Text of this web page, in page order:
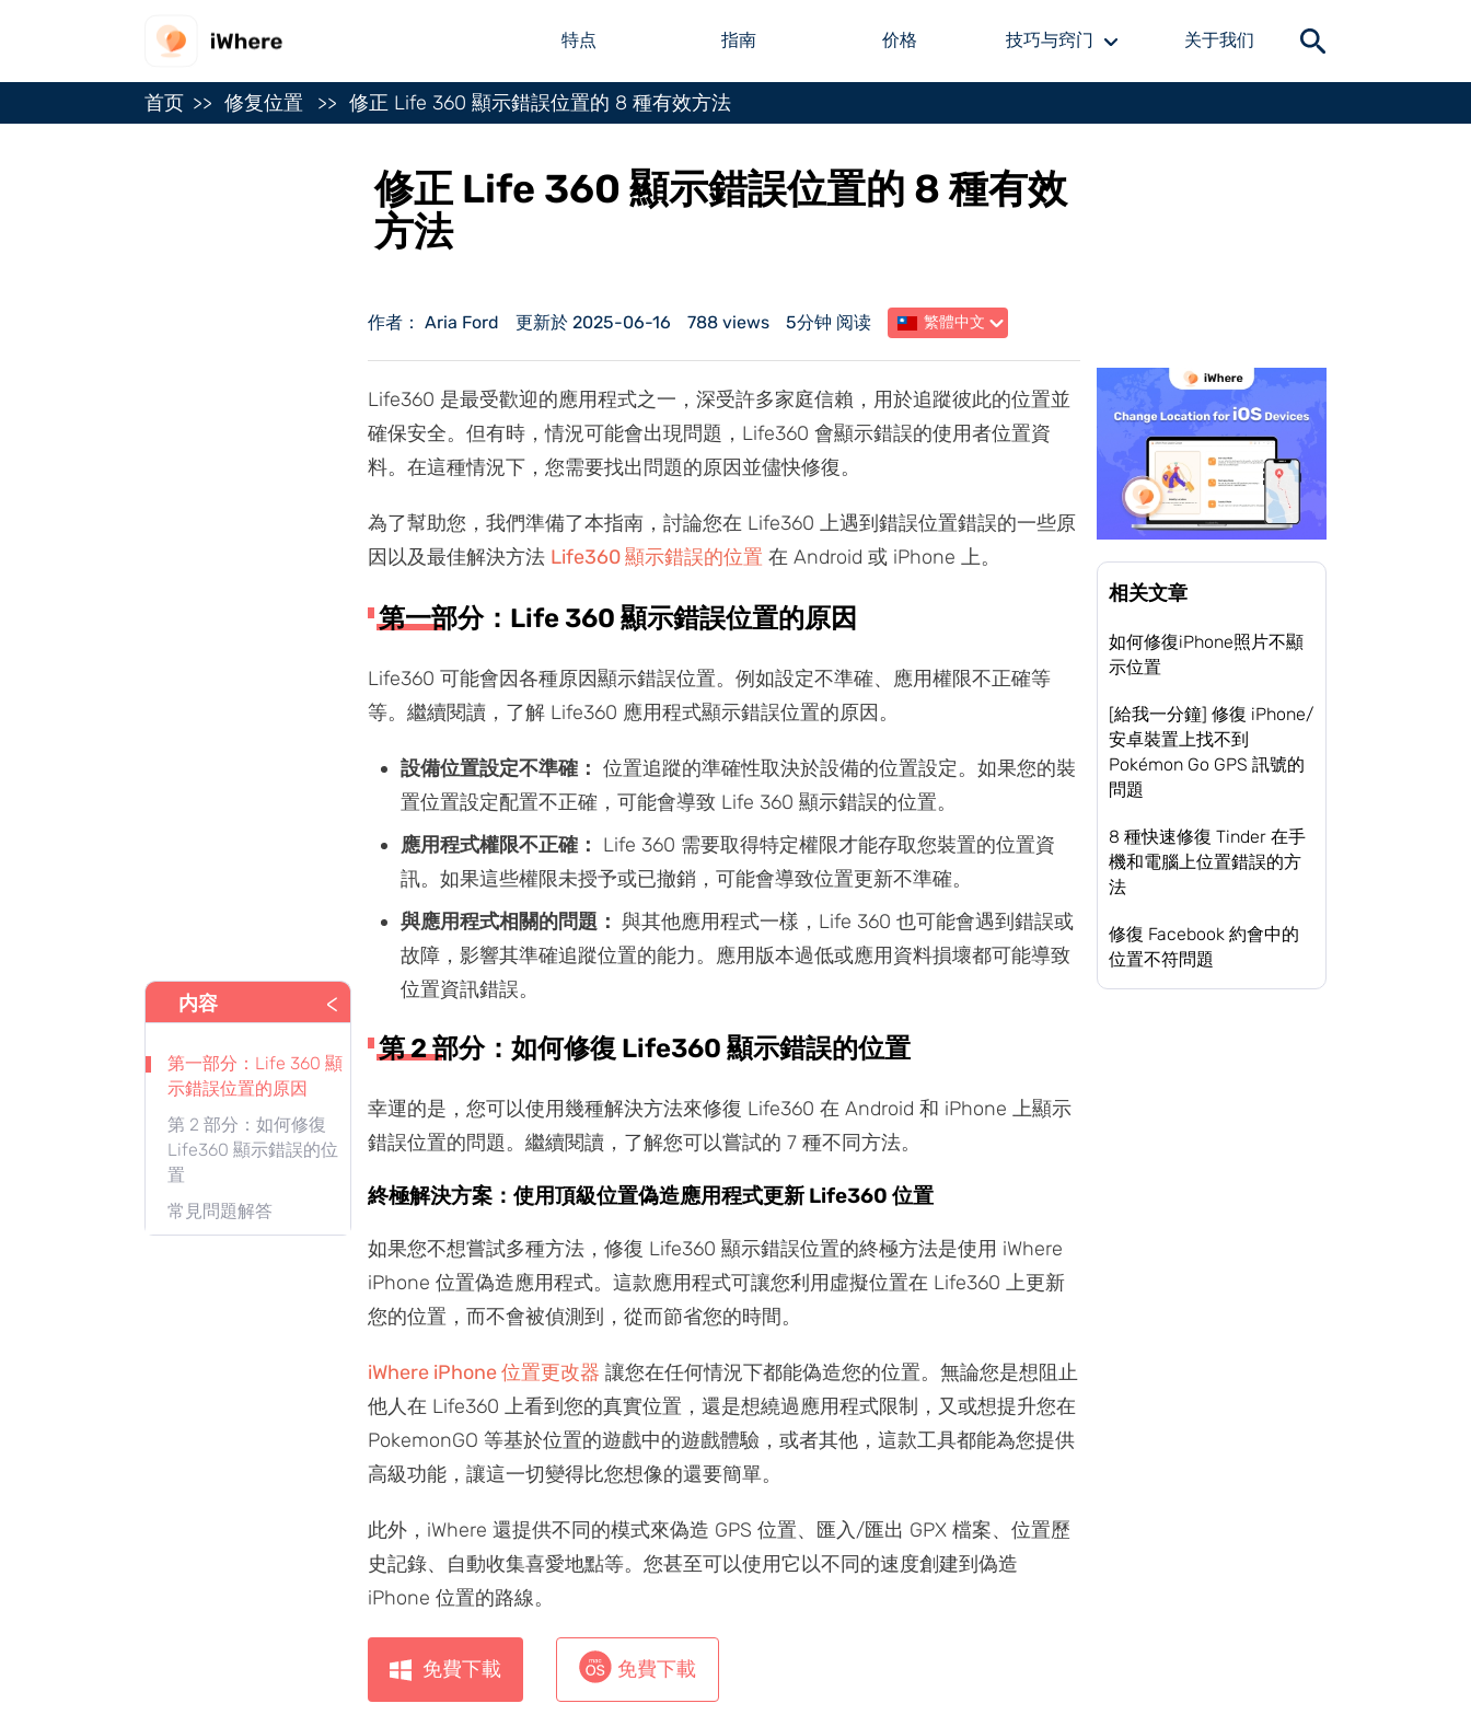
特点 指南 价格 技巧与窍门 关于我们
首页 修复位置 修正 Life 360 顯示錯誤位置的 8 種有效方法
修正 Life 360 顯示錯誤位置的 8 種有效
方法
内容 <
第一部分：Life 360 顯
示錯誤位置的原因
第 2 部分：如何修復
Life360 顯示錯誤的位
置
常見問題解答
作者： Aria Ford 更新於 2025-06-16 788 views 5分钟 阅读 繁體中文
Life360 是最受歡迎的應用程式之一，深受許多家庭信賴，用於追蹤彼此的位置並
確保安全。但有時，情況可能會出現問題，Life360 會顯示錯誤的使用者位置資
料。在這種情況下，您需要找出問題的原因並儘快修復。
為了幫助您，我們準備了本指南，討論您在 Life360 上遇到錯誤位置錯誤的一些原
因以及最佳解決方法 Life360 顯示錯誤的位置 在 Android 或 iPhone 上。
第一部分：Life 360 顯示錯誤位置的原因
Life360 可能會因各種原因顯示錯誤位置。例如設定不準確、應用權限不正確等
等。繼續閱讀，了解 Life360 應用程式顯示錯誤位置的原因。
設備位置設定不準確： 位置追蹤的準確性取決於設備的位置設定。如果您的裝
置位置設定配置不正確，可能會導致 Life 360 顯示錯誤的位置。
應用程式權限不正確： Life 360 需要取得特定權限才能存取您裝置的位置資
訊。如果這些權限未授予或已撤銷，可能會導致位置更新不準確。
與應用程式相關的問題： 與其他應用程式一樣，Life 360 也可能會遇到錯誤或
故障，影響其準確追蹤位置的能力。應用版本過低或應用資料損壞都可能導致
位置資訊錯誤。
第 2 部分：如何修復 Life360 顯示錯誤的位置
幸運的是，您可以使用幾種解決方法來修復 Life360 在 Android 和 iPhone 上顯示
錯誤位置的問題。繼續閱讀，了解您可以嘗試的 7 種不同方法。
終極解決方案：使用頂級位置偽造應用程式更新 Life360 位置
如果您不想嘗試多種方法，修復 Life360 顯示錯誤位置的終極方法是使用 iWhere
iPhone 位置偽造應用程式。這款應用程式可讓您利用虛擬位置在 Life360 上更新
您的位置，而不會被偵測到，從而節省您的時間。
iWhere iPhone 位置更改器 讓您在任何情況下都能偽造您的位置。無論您是想阻止
他人在 Life360 上看到您的真實位置，還是想繞過應用程式限制，又或想提升您在
PokemonGO 等基於位置的遊戲中的遊戲體驗，或者其他，這款工具都能為您提供
高級功能，讓這一切變得比您想像的還要簡單。
此外，iWhere 還提供不同的模式來偽造 GPS 位置、匯入/匯出 GPX 檔案、位置歷
史記錄、自動收集喜愛地點等。您甚至可以使用它以不同的速度創建到偽造
iPhone 位置的路線。
免費下載 免費下載
相关文章
如何修復iPhone照片不顯
示位置
[給我一分鐘] 修復 iPhone/
安卓裝置上找不到
Pokémon Go GPS 訊號的
問題
8 種快速修復 Tinder 在手
機和電腦上位置錯誤的方
法
修復 Facebook 約會中的
位置不符問題